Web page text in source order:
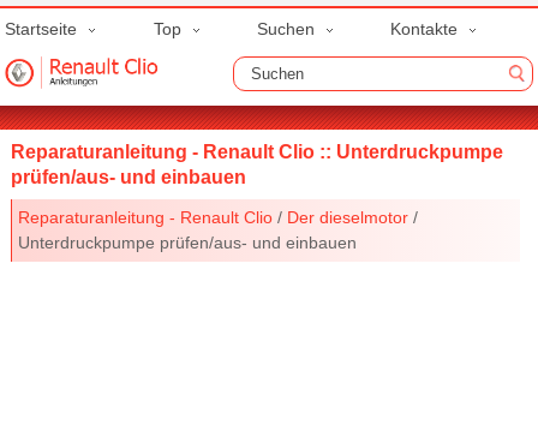
Startseite Top Suchen Kontakte
Reparaturanleitung - Renault Clio :: Unterdruckpumpe
prüfen/aus- und einbauen
Reparaturanleitung - Renault Clio / Der dieselmotor /
Unterdruckpumpe prüfen/aus- und einbauen